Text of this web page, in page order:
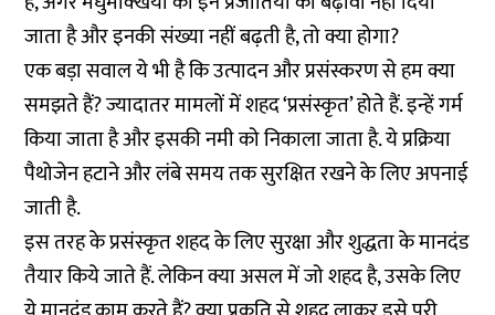
जाता है और इनकी संख्या नहीं बढ़ती है, तो क्या होगा?
एक बड़ा सवाल ये भी है कि उत्पादन और प्रसंस्करण से हम क्या
समझते हैं? ज्यादातर मामलों में शहद ‘प्रसंस्कृत’ होते हैं. इन्हें गर्म
किया जाता है और इसकी नमी को निकाला जाता है. ये प्रक्रिया
पैथोजेन हटाने और लंबे समय तक सुरक्षित रखने के लिए अपनाई
जाती है.
इस तरह के प्रसंस्कृत शहद के लिए सुरक्षा और शुद्धता के मानदंड
तैयार किये जाते हैं. लेकिन क्या असल में जो शहद है, उसके लिए